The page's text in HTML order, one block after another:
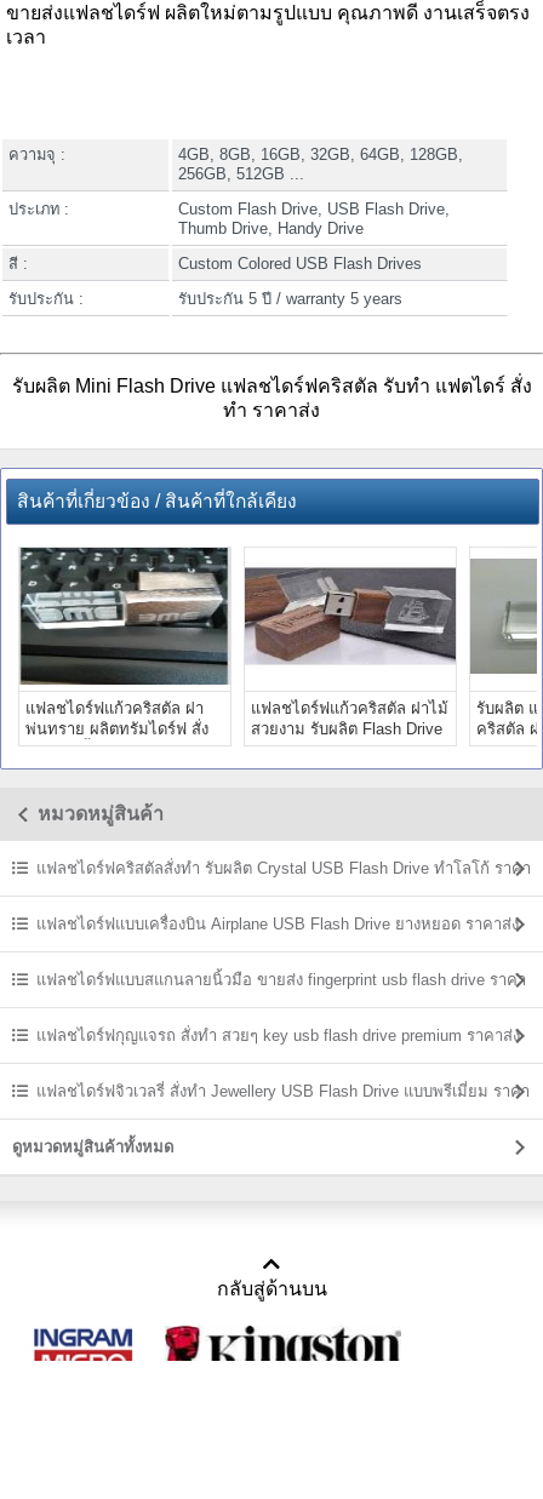
ขายส่งแฟลชไดร์ฟ ผลิตใหม่ตามรูปแบบ คุณภาพดี งานเสร็จตรง
เวลา
ความจุ :
4GB, 8GB, 16GB, 32GB, 64GB, 128GB,
256GB, 512GB ...
ประเภท :
Custom Flash Drive, USB Flash Drive,
Thumb Drive, Handy Drive
สี :
Custom Colored USB Flash Drives
รับประกัน :
รับประกัน 5 ปี / warranty 5 years
รับผลิต Mini Flash Drive แฟลชไดร์ฟคริสตัล รับทำ แฟตไดร์ สั่ง
ทำ ราคาส่ง
สินค้าที่เกี่ยวข้อง / สินค้าที่ใกล้เคียง
แฟลชไดร์ฟแก้วคริสตัล ฝา
พ่นทราย ผลิตทรัมไดร์ฟ สั่ง
ทำ แฮนดี้ไดร์ฟ ราคาถูก
แฟลชไดร์ฟแก้วคริสตัล ฝาไม้
สวยงาม รับผลิต Flash Drive
สลักโลโก้ ราคาส่ง
รับผลิต แ
คริสตัล ฝ
โลโก้ ทรั
หมวดหมู่สินค้า
แฟลชไดร์ฟคริสตัลสั่งทำ รับผลิต Crystal USB Flash Drive ทำโลโก้ ราคา
ส่ง แฟลชไดร์ฟแบบเครื่องบิน Airplane USB Flash Drive ยางหยอด ราคาส่ง
แฟลชไดร์ฟแบบสแกนลายนิ้วมือ ขายส่ง fingerprint usb flash drive ราคา
ถูก แฟลชไดร์ฟกุญแจรถ สั่งทำ สวยๆ key usb flash drive premium ราคาส่ง
แฟลชไดร์ฟจิวเวลรี่ สั่งทำ Jewellery USB Flash Drive แบบพรีเมี่ยม ราคา
ส่ง
ดูหมวดหมู่สินค้าทั้งหมด
กลับสู่ด้านบน